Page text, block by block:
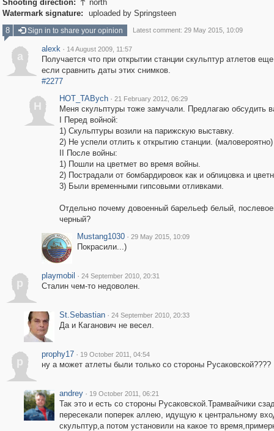
Shooting direction:  north
Watermark signature:
uploaded by Springsteen
8
Sign in to share your opinion Latest comment: 29 May 2015, 10:09
a
alexk · 14 August 2009, 11:57
Получается что при открытии станции скульптур атлетов
если сравнить даты этих снимков.
#2277
H
HOT_TABych · 21 February 2012, 06:29
Меня скульптуры тоже замучали. Предлагаю обсудить
I Перед войной:
1) Скульптуры возили на парижскую выставку.
2) Не успели отлить к открытию станции. (маловероятно)
II После войны:
1) Пошли на цветмет во время войны.
2) Пострадали от бомбардировок как и облицовка и
3) Были временными гипсовыми отливками.
Отдельно почему довоенный барельеф белый,
черный?
Mustang1030 · 29 May 2015, 10:09
Покрасили...)
p
playmobil · 24 September 2010, 20:31
Сталин чем-то недоволен.
St.Sebastian · 24 September 2010, 20:33
Да и Каганович не весел.
p
prophy17 · 19 October 2011, 04:54
ну а может атлеты были только со стороны Русаковской????
andrey · 19 October 2011, 06:21
Так это и есть со стороны Русаковской.Трамвайчики
пересекали поперек аллею, идущую к центральному
скульптур,а потом установили на какое то